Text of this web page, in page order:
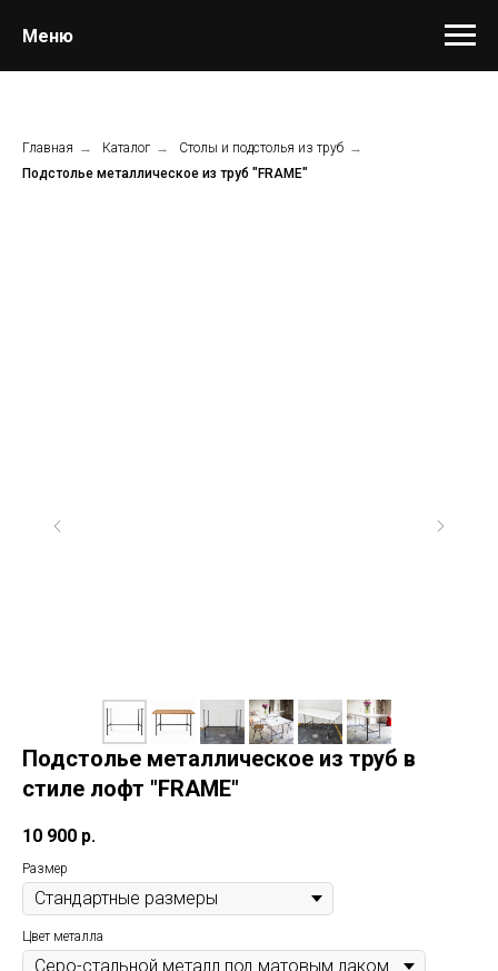
Меню
Главная → Каталог → Столы и подстолья из труб →
Подстолье металлическое из труб "FRAME"
Подстолье металлическое из труб в
стиле лофт "FRAME"
10 900 р.
Размер
Цвет металла